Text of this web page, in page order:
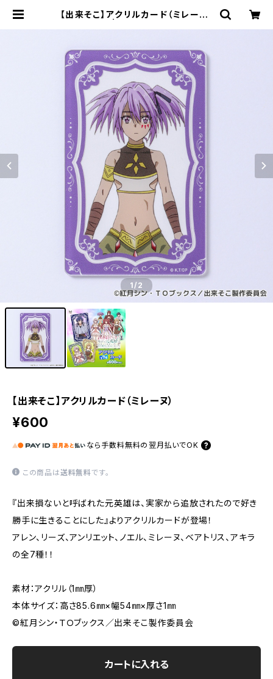
【出来そこ】アクリルカード（ミレーヌ）
1/2
【出来そこ】アクリルカード（ミレーヌ）
¥600
なら 手数料無料の 翌月払いでOK
この商品は送料無料です。
『出来損ないと呼ばれた元英雄は、実家から追放されたので好き
勝手に生きることにした』よりアクリルカードが登場！
アレン、リーズ、アンリエット、ノエル、ミレーヌ、ベアトリス、アキラ
の全7種！！
素材：アクリル（1㎜厚）
本体サイズ：高さ85.6㎜×幅54㎜×厚さ1㎜
©紅月シン・ＴＯブックス／出来そこ製作委員会
カートに入れる